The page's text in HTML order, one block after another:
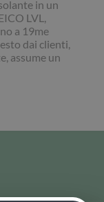
in un
LVL,
a 19me
dai clienti,
assume un